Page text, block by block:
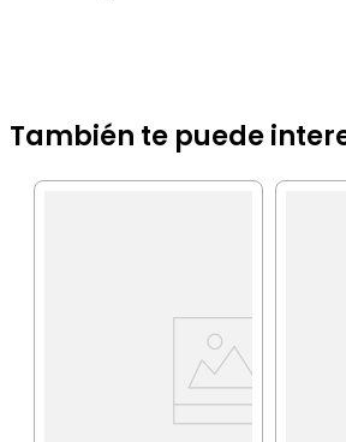
También te puede